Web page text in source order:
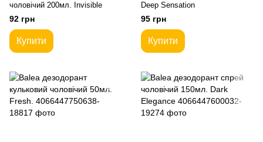
чоловічий 200мл. Invisible
92 грн
Купити
Deep Sensation
95 грн
Купити